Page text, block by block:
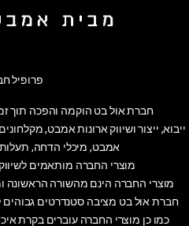
פרופיל
חברת אול בט הוקמה והפכה תוך
ייבוא, ייצור ושיווק ארונות אמבט, מקלחונים, מקלחוני 8 מ״מ,
אמבט, מיכלי הדחה, תעלות
מוצרי החברה מותאמים
מוצרי החברה הינם מהשורה הראשונה
חברת אול בט מציבה סטנדרטים גבוהים
כמו כן מוצרי החברה עוברים בקרת